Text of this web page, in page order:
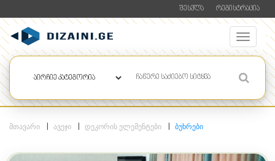
ᲨᲔᲡᲕᲚᲐ ᲠᲔᲒᲘᲡᲢᲠᲐᲪᲘᲐ
ᲛᲗᲐᲕᲐᲠᲘ ᲐᲕᲔᲯᲘ ᲓᲔᲙᲝᲠᲘᲡ ᲔᲚᲔᲛᲔᲜᲢᲔᲑᲘ ᲑᲣᲮᲠᲔᲑᲘ